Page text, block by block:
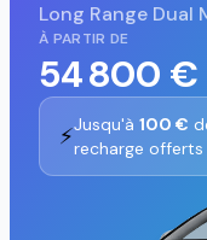
Long Range Dual
À PARTIR DE
54 800 €
⚡Jusqu'à 100 €
recharge offerts